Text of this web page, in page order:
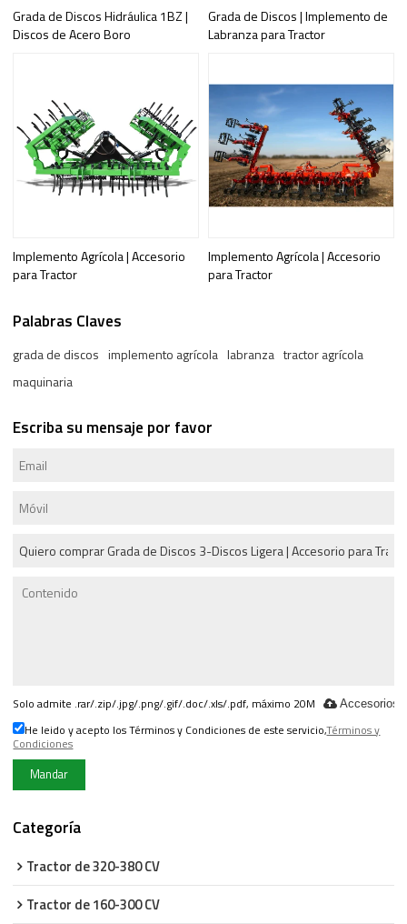
Grada de Discos Hidráulica 1BZ |
Discos de Acero Boro
Grada de Discos | Implemento de
Labranza para Tractor
Implemento Agrícola | Accesorio
para Tractor
Implemento Agrícola | Accesorio
para Tractor
Palabras Claves
grada de discos implemento agrícola labranza tractor agrícola
maquinaria
Escriba su mensaje por favor
Solo admite .rar/.zip/.jpg/.png/.gif/.doc/.xls/.pdf, máximo 20M Accesorios
He leido y acepto los Términos y Condiciones de este servicio,Términos y
Condiciones
Mandar
Categoría
Tractor de 320-380 CV
Tractor de 160-300 CV